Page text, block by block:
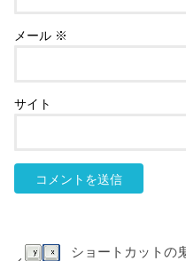
メール ※
サイト
ショートカットの